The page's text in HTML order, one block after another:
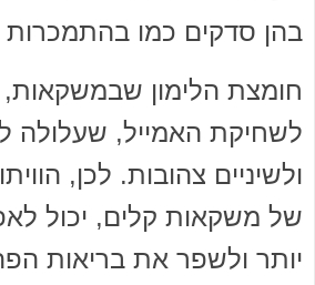
בהן סדקים כמו בהתמכרות
חומצת הלימון שבמשקאות,
לשחיקת האמייל, שעלולה
ולשיניים צהובות. לכן,
של משקאות קלים, יכול
יותר ולשפר את בריאות